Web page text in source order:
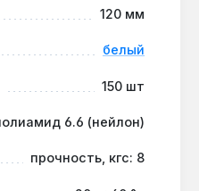
или
белый цвет
мм и диаметр увязки
крепления кабелей,
кабелей, шлангов и
120 мм
белый
150 шт
6.6 (нейлон)
прочность, кгс: 8